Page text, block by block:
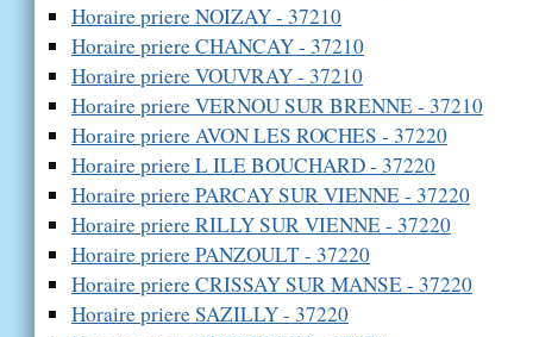
Horaire priere NOIZAY - 37210
Horaire priere CHANCAY - 37210
Horaire priere VOUVRAY - 37210
Horaire priere VERNOU SUR BRENNE - 37210
Horaire priere AVON LES ROCHES - 37220
Horaire priere L ILE BOUCHARD - 37220
Horaire priere PARCAY SUR VIENNE - 37220
Horaire priere RILLY SUR VIENNE - 37220
Horaire priere PANZOULT - 37220
Horaire priere CRISSAY SUR MANSE - 37220
Horaire priere SAZILLY - 37220